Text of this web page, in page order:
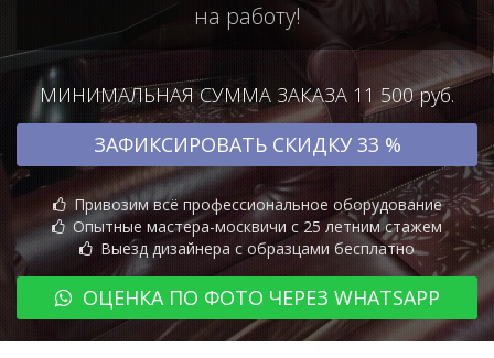
на работу!
МИНИМАЛЬНАЯ СУММА ЗАКАЗА 11 500 руб.
ЗАФИКСИРОВАТЬ СКИДКУ 33 %
Привозим всё профессиональное оборудование
Опытные мастера-москвичи с 25 летним стажем
Выезд дизайнера с образцами бесплатно
ОЦЕНКА ПО ФОТО ЧЕРЕЗ WHATSAPP